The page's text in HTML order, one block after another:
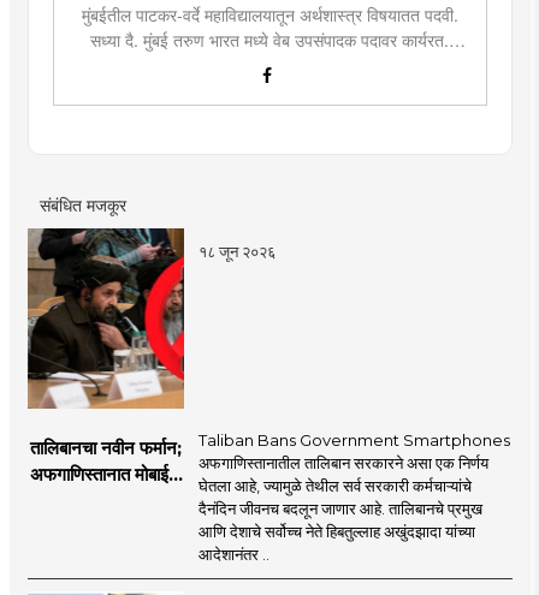
मुंबईतील पाटकर-वर्दे महाविद्यालयातून अर्थशास्त्र विषयातत पदवी.
सध्या दै. मुंबई तरुण भारत मध्ये वेब उपसंपादक पदावर कार्यरत.
लिखाण, वाचन आणि निवेदनाची विशेष आवड. मराठी साहित्य,
इतिहास, राजकारण, आणि मनोरंजन विषयांत रस. महाविद्यालयीन
संबंधित मजकूर
१८ जून २०२६
तालिबानचा नवीन फर्मान;
अफगाणिस्तानात मोबाईल
Taliban Bans Government Smartphones
अफगाणिस्तानातील तालिबान सरकारने असा एक निर्णय
घेतला आहे, ज्यामुळे तेथील सर्व सरकारी कर्मचाऱ्यांचे
दैनंदिन जीवनच बदलून जाणार आहे. तालिबानचे प्रमुख
आणि देशाचे सर्वोच्च नेते हिबतुल्लाह अखुंदझादा यांच्या
आदेशानंतर ..